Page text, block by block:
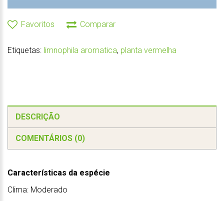
Favoritos Comparar
Etiquetas: limnophila aromatica, planta vermelha
DESCRIÇÃO
COMENTÁRIOS (0)
Características da espécie
Clima: Moderado